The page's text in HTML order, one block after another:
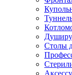
Столы